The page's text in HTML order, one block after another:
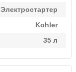
Электростартер
Kohler
35 л